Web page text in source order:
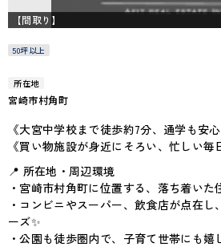
【間取り】
50坪以上
所在地
宮崎市村角町
《大宮中学校まで徒歩約7分、通学も安
《買い物施設が身近にそろい、忙しい毎
📍 所在地・周辺環境
・宮崎市村角町に位置する、落ち着いた
・コンビニやスーパー、飲食店が点在
ーズ✨
・公園も徒歩圏内で、子育て世帯にも嬉